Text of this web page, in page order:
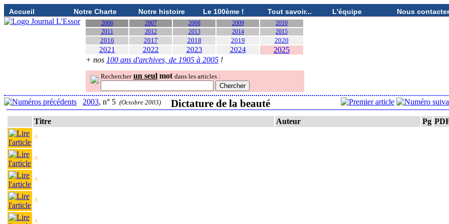
Accueil Notre Charte Notre histoire Le 100ème ! Tout savoir... L'équipe Nous contacter
2006 2007 2008 2009
2010
2011
2012 2013 2014 2015
2016 2017 2018 2019 2020
2021 2022 2023 2024
2025
+ nos 100 ans d'archives, de 1905 à 2005 !
Rechercher un seul mot dans les articles :
2003, n° 5 (Octobre 2003) Dictature de la beauté
Titre Auteur Pg
^
^
^
^
^